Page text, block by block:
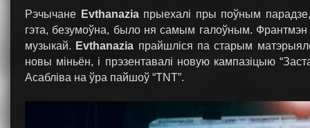
Рэчычане Evthanaziaпрыехалі пры поўным парадзе,
гэта, безумоўна, было ня самым галоўным. Франтмэн
музыкай. Evthanazia прайшліся па старым
новы міньён, і прэзентавалі новую кампазіцыю
Асабліва на ўра пайшоў “TNT”.